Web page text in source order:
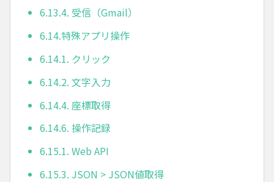
6.13.4. 受信（Gmail）
6.14.特殊アプリ操作
6.14.1. クリック
6.14.2. 文字入力
6.14.4. 座標取得
6.14.6. 操作記録
6.15.1. Web API
6.15.3. JSON > JSON値取得